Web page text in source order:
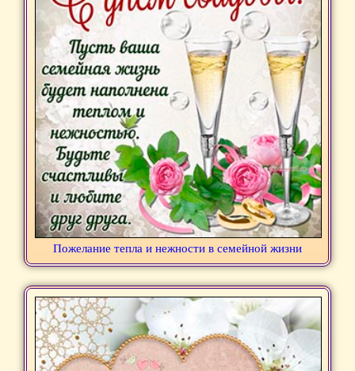
Пожелание тепла и нежности в семейной жизни